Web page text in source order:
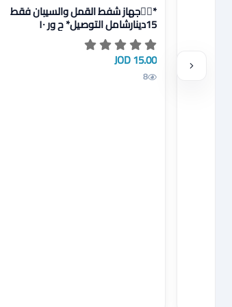
عرض تفاصيل *🧚‍♂️جهاز شفط القمل والسيبان فقط
*🧚‍♂️جهاز شفط القمل والسيبان فقط
15دينارشامل التوصيل* ح ور ١٠
15.00 JOD
8